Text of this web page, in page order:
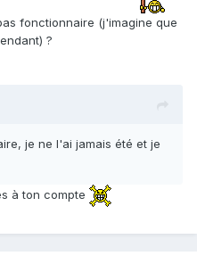
fonctionnaire (j'imagine que
?
je ne l'ai jamais été et je
à ton compte